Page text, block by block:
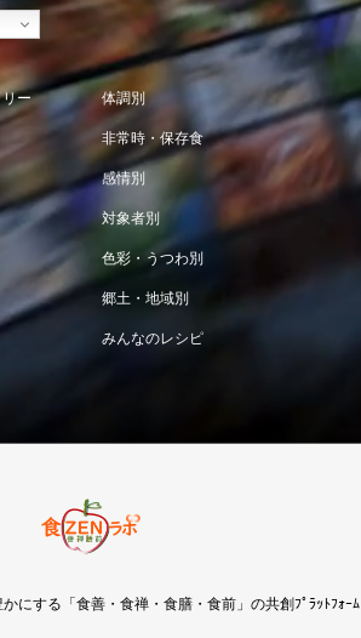
ー 体調別
非常時・保存食
感情別
対象者別
色彩・うつわ別
郷土・地域別
みんなのレシピ
にする「食善・食禅・食膳・食前」の共創ﾌﾟﾗｯﾄﾌｫｰﾑ